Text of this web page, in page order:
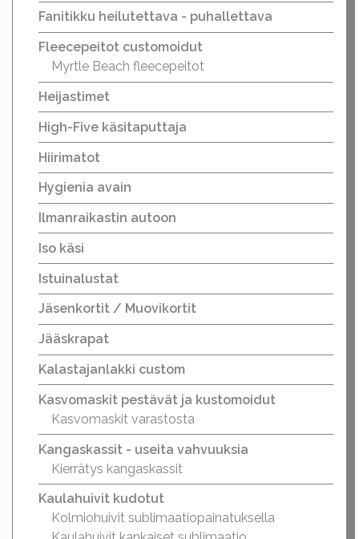
Fanitikku heilutettava - puhallettava
Fleecepeitot customoidut
Myrtle Beach fleecepeitot
Heijastimet
High-Five käsitaputtaja
Hiirimatot
Hygienia avain
Ilmanraikastin autoon
Iso käsi
Istuinalustat
Jäsenkortit / Muovikortit
Jääskrapat
Kalastajanlakki custom
Kasvomaskit pestävät ja kustomoidut
Kasvomaskit varastosta
Kangaskassit - useita vahvuuksia
Kierrätys kangaskassit
Kaulahuivit kudotut
Kolmiohuivit sublimaatiopainatuksella